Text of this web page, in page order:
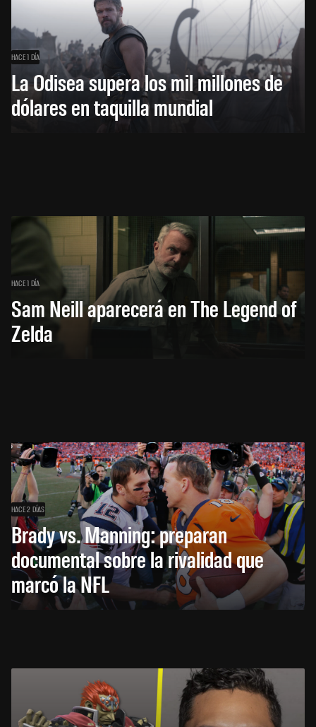
HACE 1 DÍA
La Odisea supera los mil millones de
dólares en taquilla mundial
HACE 1 DÍA
Sam Neill aparecerá en The Legend of
Zelda
HACE 2 DÍAS
Brady vs. Manning: preparan
documental sobre la rivalidad que
marcó la NFL